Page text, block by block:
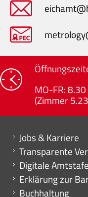
MO-FR:
(Zimmer
Mini menu di servizio
Jobs & Karriere
Transparente
Digitale
Erklärung zur
Buchhaltung